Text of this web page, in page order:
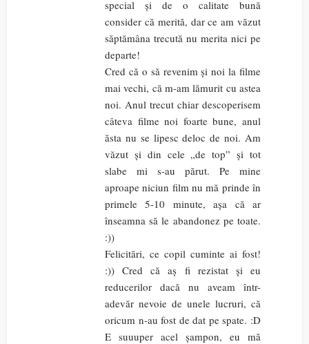
special și de o calitate bună
consider că merită, dar ce am văzut
săptămâna trecută nu merita nici pe
departe!
Cred că o să revenim și noi la filme
mai vechi, că m-am lămurit cu astea
noi. Anul trecut chiar descoperisem
câteva filme noi foarte bune, anul
ăsta nu se lipesc deloc de noi. Am
văzut și din cele „de top” și tot
slabe mi s-au părut. Pe mine
aproape niciun film nu mă prinde în
primele 5-10 minute, așa că ar
înseamna să le abandonez pe toate.
:))
Felicitări, ce copil cuminte ai fost!
:)) Cred că aș fi rezistat și eu
reducerilor dacă nu aveam într-
adevăr nevoie de unele lucruri, că
oricum n-au fost de dat pe spate. :D
E suuuper acel șampon, eu mă